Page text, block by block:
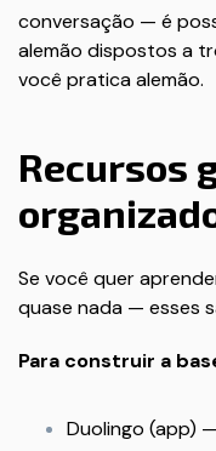
conversação — é
alemão dispostos a
você pratica alemão.
Recursos
Se você quer
quase nada — esses
Para construir a
Duolingo (app)